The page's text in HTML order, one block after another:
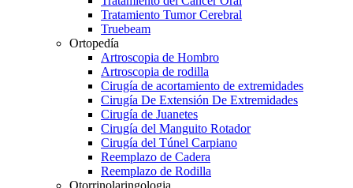
Tratamiento Tumor Cerebral
Truebeam
Ortopedía
Artroscopia de Hombro
Artroscopia de rodilla
Cirugía de acortamiento de extremidades
Cirugía De Extensión De Extremidades
Cirugía de Juanetes
Cirugía del Manguito Rotador
Cirugía del Túnel Carpiano
Reemplazo de Cadera
Reemplazo de Rodilla
Otorrinolaringologia